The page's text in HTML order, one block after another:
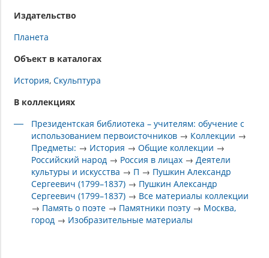
Издательство
Планета
Объект в каталогах
История Скульптура
В коллекциях
Президентская библиотека – учителям: обучение с
использованием первоисточников → Коллекции →
Предметы: → История →Общие коллекции →
Российский народ → Россия в лицах →Деятели
культуры и искусства → П → Пушкин Александр
Сергеевич (1799–1837) → Пушкин Александр
Сергеевич (1799–1837) → Все материалы коллекции
→ Память о поэте → Памятники поэту → Москва,
город → Изобразительные материалы